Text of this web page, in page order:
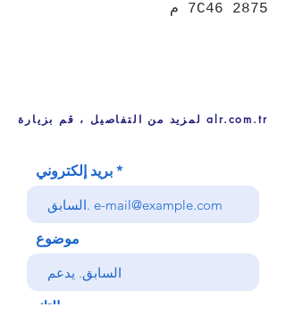
7C46 2875 م
لمزيد من التفاصيل ، قم بزيارة alr.com.tr
بريد إلكتروني
موضوع
رسالتك